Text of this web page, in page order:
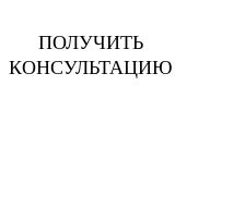
ПОЛУЧИТЬ
КОНСУЛЬТАЦИЮ